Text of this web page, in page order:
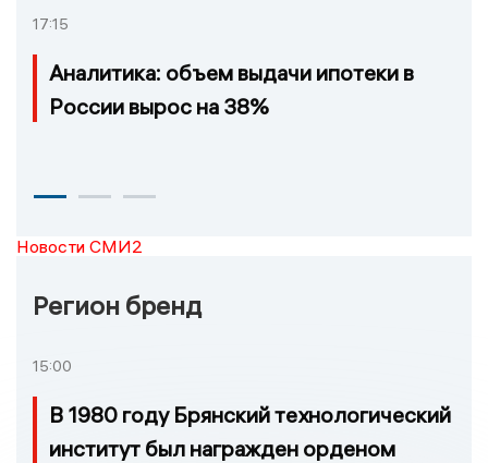
17:15
Аналитика: объем выдачи ипотеки в
России вырос на 38%
Новости СМИ2
Регион бренд
15:00
В 1980 году Брянский технологический
институт был награжден орденом